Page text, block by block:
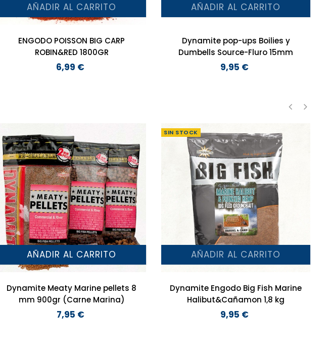
AÑADIR AL CARRITO
ENGODO POISSON BIG CARP
ROBIN&RED 1800GR
Precio
6,99 €
AÑADIR AL CARRITO
Dynamite pop-ups Boilies y
Dumbells Source-Fluro 15mm
Precio
9,95 €
AÑADIR AL CARRITO
Dynamite Meaty Marine pellets 8
mm 900gr (Carne Marina)
Precio
7,95 €
SIN STOCK
AÑADIR AL CARRITO
Dynamite Engodo Big Fish Marine
Halibut&Cañamon 1,8 kg
Precio
9,95 €